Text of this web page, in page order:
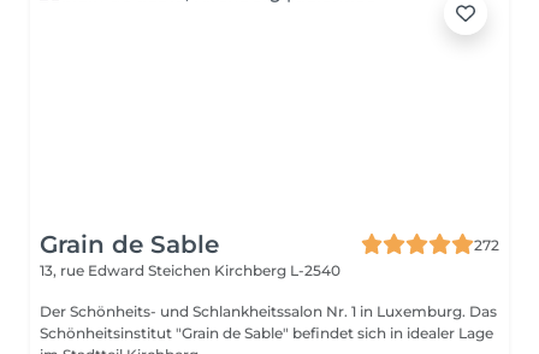
Grain de Sable
272
13, rue Edward Steichen Kirchberg L-2540
Der Schönheits- und Schlankheitssalon Nr. 1 in Luxemburg. Das
Schönheitsinstitut "Grain de Sable" befindet sich in idealer Lage